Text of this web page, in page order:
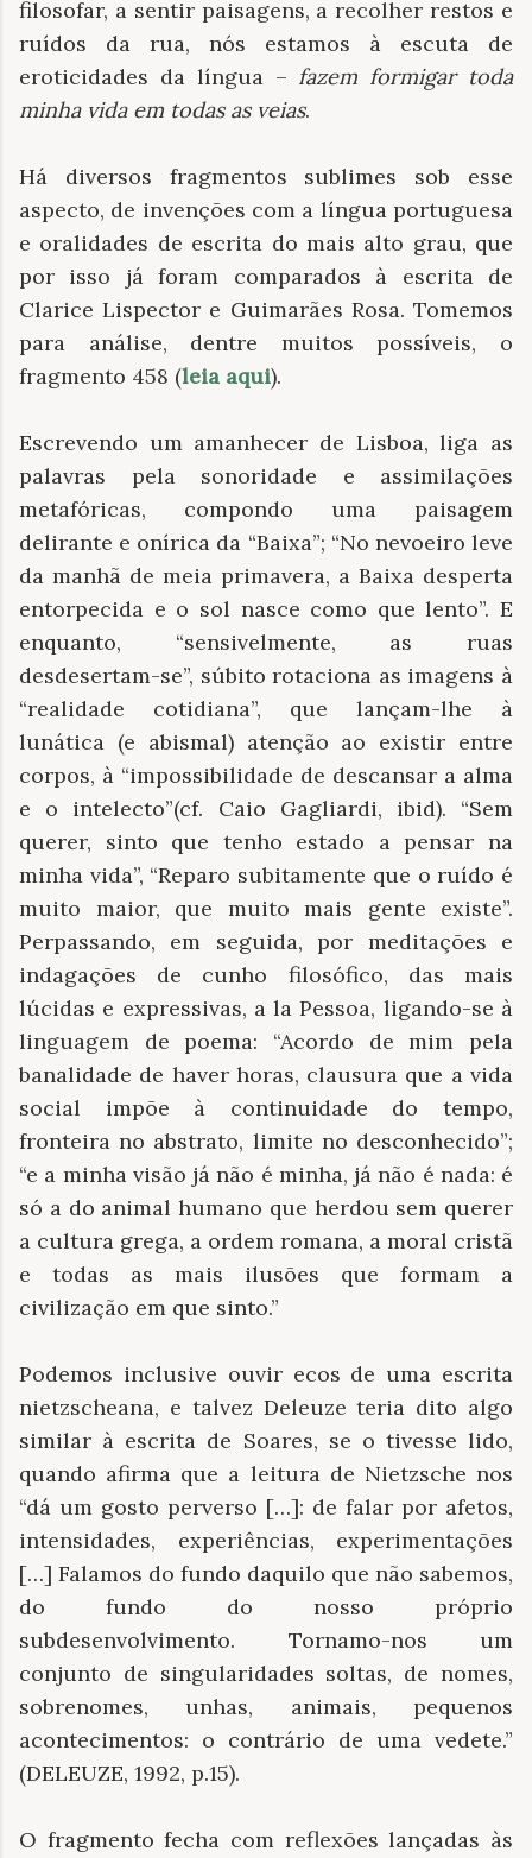
filosofar, a sentir paisagens, a recolher restos e
ruídos da rua, nós estamos à escuta de
eroticidades da língua – fazem formigar toda
minha vida em todas as veias.
Há diversos fragmentos sublimes sob esse
aspecto, de invenções com a língua portuguesa
e oralidades de escrita do mais alto grau, que
por isso já foram comparados à escrita de
Clarice Lispector e Guimarães Rosa. Tomemos
para análise, dentre muitos possíveis, o
fragmento 458 (leia aqui).
Escrevendo um amanhecer de Lisboa, liga as
palavras pela sonoridade e assimilações
metafóricas, compondo uma paisagem
delirante e onírica da “Baixa”; “No nevoeiro leve
da manhã de meia primavera, a Baixa desperta
entorpecida e o sol nasce como que lento”. E
enquanto, “sensivelmente, as ruas
desdesertam-se”, súbito rotaciona as imagens à
“realidade cotidiana”, que lançam-lhe à
lunática (e abismal) atenção ao existir entre
corpos, à “impossibilidade de descansar a alma
e o intelecto”(cf. Caio Gagliardi, ibid). “Sem
querer, sinto que tenho estado a pensar na
minha vida”, “Reparo subitamente que o ruído é
muito maior, que muito mais gente existe”.
Perpassando, em seguida, por meditações e
indagações de cunho filosófico, das mais
lúcidas e expressivas, a la Pessoa, ligando-se à
linguagem de poema: “Acordo de mim pela
banalidade de haver horas, clausura que a vida
social impõe à continuidade do tempo,
fronteira no abstrato, limite no desconhecido”;
“e a minha visão já não é minha, já não é nada: é
só a do animal humano que herdou sem querer
a cultura grega, a ordem romana, a moral cristã
e todas as mais ilusões que formam a
civilização em que sinto.”
Podemos inclusive ouvir ecos de uma escrita
nietzscheana, e talvez Deleuze teria dito algo
similar à escrita de Soares, se o tivesse lido,
quando afirma que a leitura de Nietzsche nos
“dá um gosto perverso […]: de falar por afetos,
intensidades, experiências, experimentações
[…] Falamos do fundo daquilo que não sabemos,
do fundo do nosso próprio
subdesenvolvimento. Tornamo-nos um
conjunto de singularidades soltas, de nomes,
sobrenomes, unhas, animais, pequenos
acontecimentos: o contrário de uma vedete.”
(DELEUZE, 1992, p.15).
O fragmento fecha com reflexões lançadas às